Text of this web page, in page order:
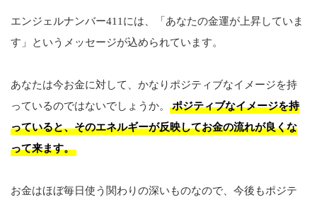
エンジェルナンバー411には、「あなたの金運が上昇していま
す」というメッセージが込められています。
あなたは今お金に対して、かなりポジティブなイメージを持
っているのではないでしょうか。
ポジティブなイメージを持
っていると、そのエネルギーが反映してお金の流れが良くな
って来ます。
お金はほぼ毎日使う関わりの深いものなので、今後もポジテ